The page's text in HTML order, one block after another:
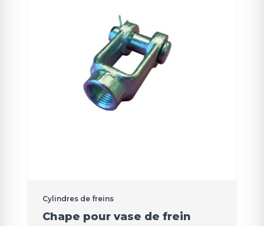
Cylindres de freins
Chape pour vase de frein